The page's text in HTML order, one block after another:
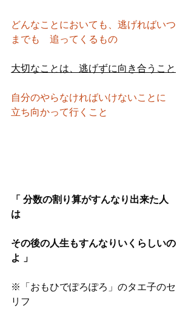
どんなことにおいても、逃げればいつ
までも　追ってくるもの
大切なことは、逃げずに向き合うこと
自分のやらなければいけないことに
立ち向かって行くこと
「 分数の割り算がすんなり出来た人
は
その後の人生もすんなりいくらしいの
よ 」
※「おもひでぽろぽろ」のタエ子のセ
リフ